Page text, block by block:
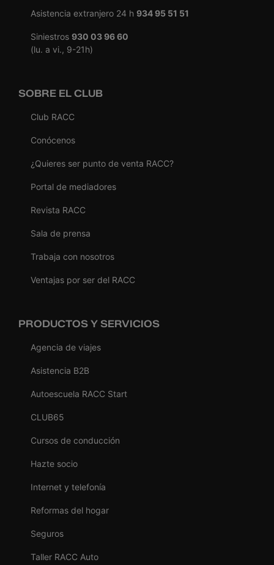
Asistencia extranjero 24 h 934 95 51 51
Siniestros 930 03 96 60
(lu. a vi., 9-21h)
SOBRE EL CLUB
Club RACC
Conócenos
¿Quieres ser punto de venta RACC?
Portal de mediadores
Revista RACC
Sala de prensa
Trabaja con nosotros
Ventajas por ser del RACC
PRODUCTOS Y SERVICIOS
Agencia de viajes
Asistencia B2B
Autoescuela RACC Start
CLUB65
Cursos de conducción
Hazte socio
Internet y telefonía
Reformas del hogar
Seguros
Taller RACC Auto